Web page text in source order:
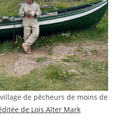
de pêcheurs de moins de
de Lois Alter Mark